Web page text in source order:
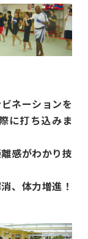
ネーションを
に打ち込みま
感がわかり技
、体力増進！